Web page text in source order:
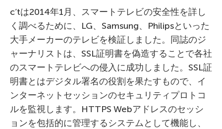
c’tは2014年1月、スマートテレビの安全性を詳し
く調べるために、LG、Samsung、Philipsといった
大手メーカーのテレビを検証しました。同誌のジ
ャーナリストは、SSL証明書を偽造することで各社
のスマートテレビへの侵入に成功しました。SSL証
明書とはデジタル署名の役割を果たすもので、イ
ンターネットセッションのセキュリティプロトコ
ルを監視します。HTTPS Webアドレスのセッシ
ョンを包括的に管理するシステムとして機能し、